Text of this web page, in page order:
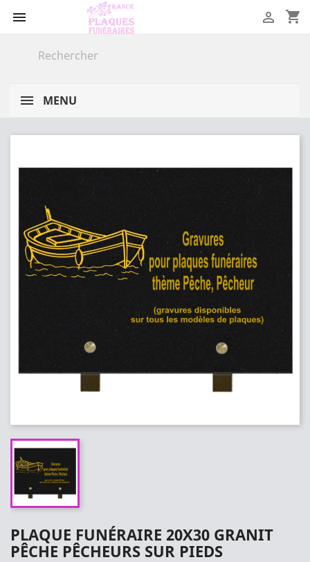
 shopping_cart

MENU
PLAQUE FUNÉRAIRE 20X30 GRANIT
PÊCHE PÊCHEURS SUR PIEDS